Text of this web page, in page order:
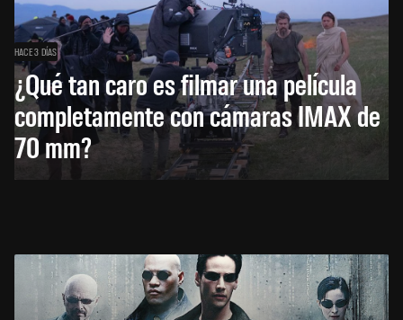
HACE 3 DÍAS
¿Qué tan caro es filmar una película
completamente con cámaras IMAX de
70 mm?